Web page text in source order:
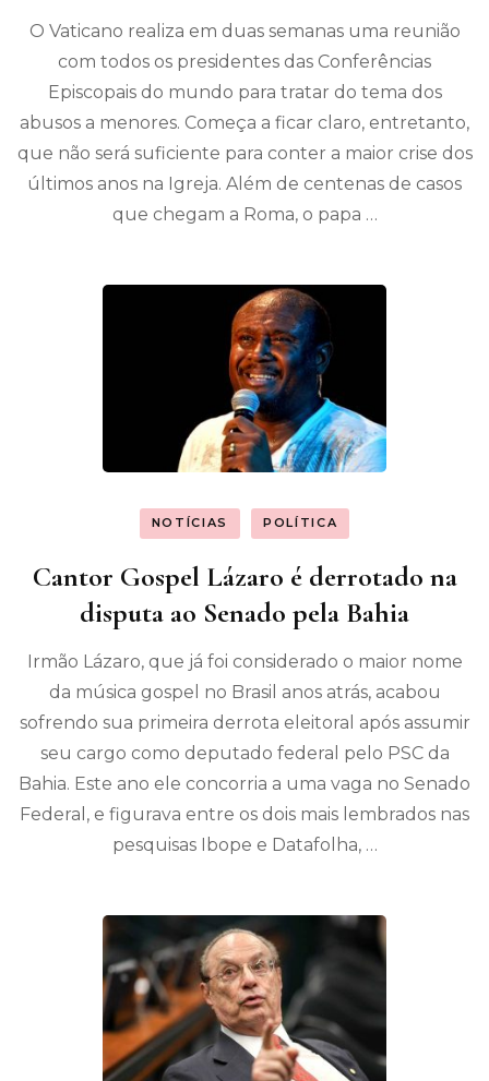
O Vaticano realiza em duas semanas uma reunião
com todos os presidentes das Conferências
Episcopais do mundo para tratar do tema dos
abusos a menores. Começa a ficar claro, entretanto,
que não será suficiente para conter a maior crise dos
últimos anos na Igreja. Além de centenas de casos
que chegam a Roma, o papa …
NOTÍCIAS POLÍTICA
Cantor Gospel Lázaro é derrotado na
disputa ao Senado pela Bahia
Irmão Lázaro, que já foi considerado o maior nome
da música gospel no Brasil anos atrás, acabou
sofrendo sua primeira derrota eleitoral após assumir
seu cargo como deputado federal pelo PSC da
Bahia. Este ano ele concorria a uma vaga no Senado
Federal, e figurava entre os dois mais lembrados nas
pesquisas Ibope e Datafolha, …